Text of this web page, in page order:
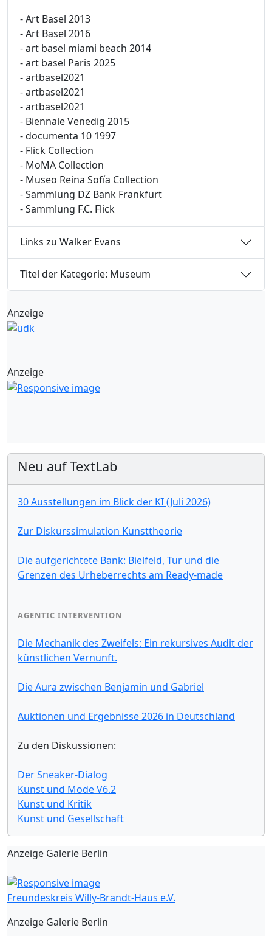
- Art Basel 2013
- Art Basel 2016
- art basel miami beach 2014
- art basel Paris 2025
- artbasel2021
- artbasel2021
- artbasel2021
- Biennale Venedig 2015
- documenta 10 1997
- Flick Collection
- MoMA Collection
- Museo Reina Sofía Collection
- Sammlung DZ Bank Frankfurt
- Sammlung F.C. Flick
Links zu Walker Evans
Titel der Kategorie: Museum
Anzeige
Anzeige
Neu auf TextLab
30 Ausstellungen im Blick der KI (Juli 2026)
Zur Diskurssimulation Kunsttheorie
Die aufgerichtete Bank: Bielfeld, Tur und die
Grenzen des Urheberrechts am Ready-made
AGENTIC INTERVENTION
Die Mechanik des Zweifels: Ein rekursives Audit der
künstlichen Vernunft.
Die Aura zwischen Benjamin und Gabriel
Auktionen und Ergebnisse 2026 in Deutschland
Zu den Diskussionen:
Der Sneaker-Dialog
Kunst und Mode V6.2
Kunst und Kritik
Kunst und Gesellschaft
Anzeige Galerie Berlin
Freundeskreis Willy-Brandt-Haus e.V.
Anzeige Galerie Berlin